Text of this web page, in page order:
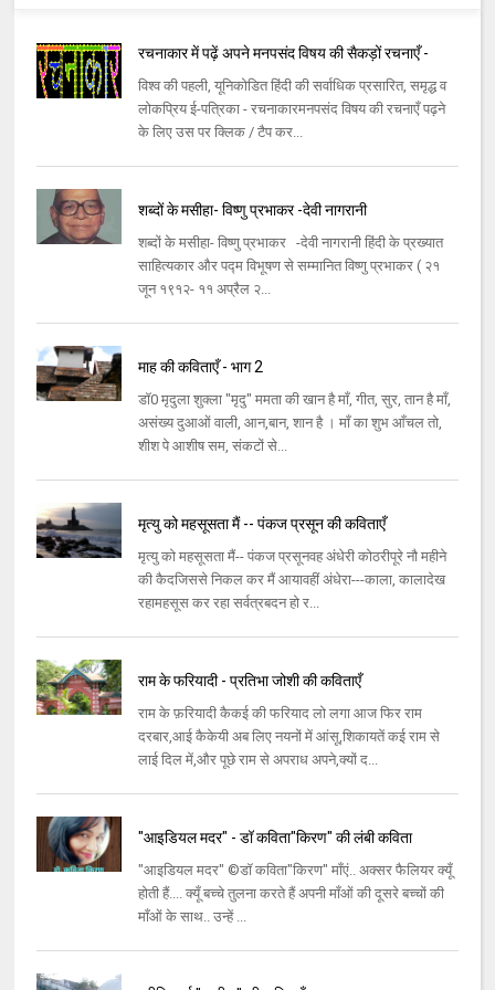
रचनाकार में पढ़ें अपने मनपसंद विषय की सैकड़ों रचनाएँ -
विश्व की पहली, यूनिकोडित हिंदी की सर्वाधिक प्रसारित, समृद्ध व
लोकप्रिय ई-पत्रिका - रचनाकारमनपसंद विषय की रचनाएँ पढ़ने
के लिए उस पर क्लिक / टैप कर...
शब्दों के मसीहा- विष्णु प्रभाकर -देवी नागरानी
शब्दों के मसीहा- विष्णु प्रभाकर -देवी नागरानी हिंदी के प्रख्यात
साहित्यकार और पद्म विभूषण से सम्मानित विष्णु प्रभाकर ( २१
जून १९१२- ११ अप्रैल २...
माह की कविताएँ - भाग 2
डॉ0 मृदुला शुक्ला "मृदु" ममता की खान है माँ, गीत, सुर, तान है माँ,
असंख्य दुआओं वाली, आन,बान, शान है । माँ का शुभ आँचल तो,
शीश पे आशीष सम, संकटों से...
मृत्यु को महसूसता मैं -- पंकज प्रसून की कविताएँ
मृत्यु को महसूसता मैं-- पंकज प्रसूनवह अंधेरी कोठरीपूरे नौ महीने
की कैदजिससे निकल कर मैं आयावहीं अंधेरा---काला, कालादेख
रहामहसूस कर रहा सर्वत्रबदन हो र...
राम के फरियादी - प्रतिभा जोशी की कविताएँ
राम के फ़रियादी कैकई की फरियाद लो लगा आज फिर राम
दरबार,आई कैकेयी अब लिए नयनों में आंसू,शिकायतें कई राम से
लाई दिल में,और पूछे राम से अपराध अपने,क्यों द...
"आइडियल मदर" - डॉ कविता"किरण" की लंबी कविता
"आइडियल मदर" ©डॉ कविता"किरण" माँएं.. अक्सर फैलियर क्यूँ
होती हैं.... क्यूँ बच्चे तुलना करते हैं अपनी माँओं की दूसरे बच्चों की
माँओं के साथ.. उन्हें ...